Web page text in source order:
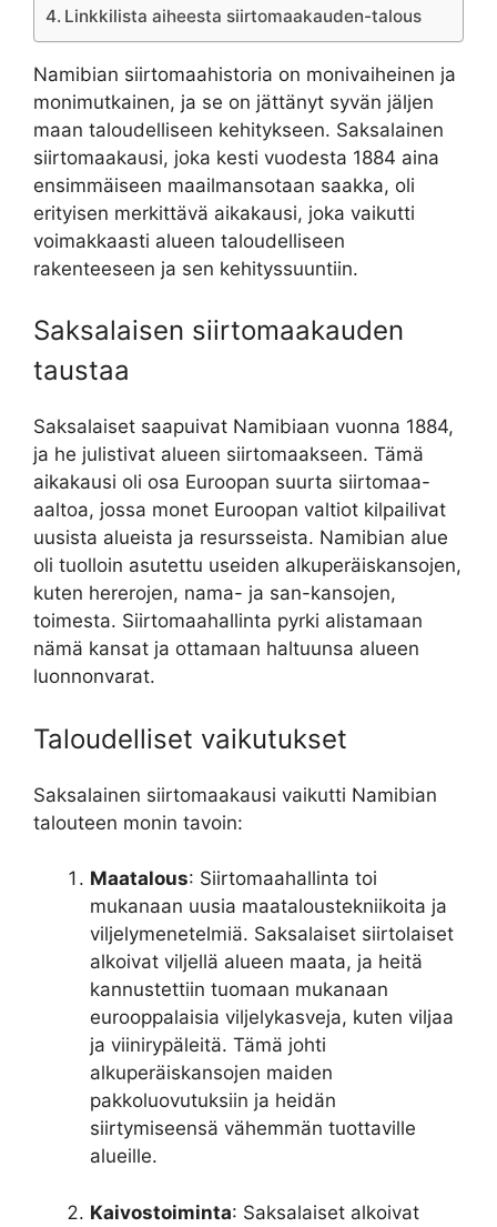
Linkkilista aiheesta siirtomaakauden-talous
Namibian siirtomaahistoria on monivaiheinen ja
monimutkainen, ja se on jättänyt syvän jäljen
maan taloudelliseen kehitykseen. Saksalainen
siirtomaakausi, joka kesti vuodesta 1884 aina
ensimmäiseen maailmansotaan saakka, oli
erityisen merkittävä aikakausi, joka vaikutti
voimakkaasti alueen taloudelliseen
rakenteeseen ja sen kehityssuuntiin.
Saksalaisen siirtomaakauden
taustaa
Saksalaiset saapuivat Namibiaan vuonna 1884,
ja he julistivat alueen siirtomaakseen. Tämä
aikakausi oli osa Euroopan suurta siirtomaa-
aaltoa, jossa monet Euroopan valtiot kilpailivat
uusista alueista ja resursseista. Namibian alue
oli tuolloin asutettu useiden alkuperäiskansojen,
kuten hererojen, nama- ja san-kansojen,
toimesta. Siirtomaahallinta pyrki alistamaan
nämä kansat ja ottamaan haltuunsa alueen
luonnonvarat.
Taloudelliset vaikutukset
Saksalainen siirtomaakausi vaikutti Namibian
talouteen monin tavoin:
Maatalous: Siirtomaahallinta toi
mukanaan uusia maataloustekniikoita ja
viljelymenetelmiä. Saksalaiset siirtolaiset
alkoivat viljellä alueen maata, ja heitä
kannustettiin tuomaan mukanaan
eurooppalaisia viljelykasveja, kuten viljaa
ja viinirypäleitä. Tämä johti
alkuperäiskansojen maiden
pakkoluovutuksiin ja heidän
siirtymiseensä vähemmän tuottaville
alueille.
Kaivostoiminta: Saksalaiset alkoivat